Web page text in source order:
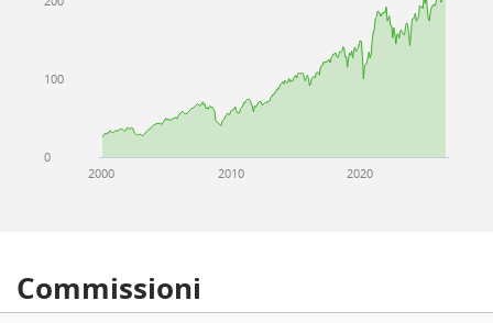
2000 2010 2020
0
100
Commissioni